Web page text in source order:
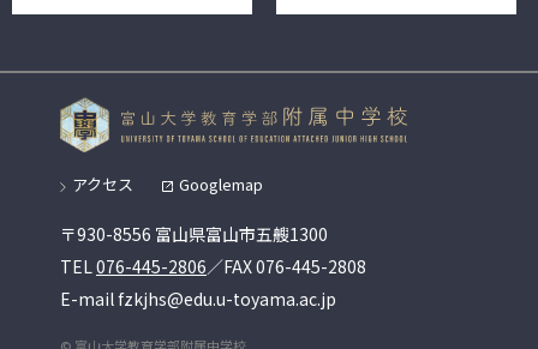
アクセス Googlemap
〒930-8556 富山県富山市五艘1300
TEL076-445-2806／FAX 076-445-2808
E-mail fzkjhs@edu.u-toyama.ac.jp